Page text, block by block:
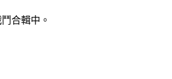
鬥合輯中。